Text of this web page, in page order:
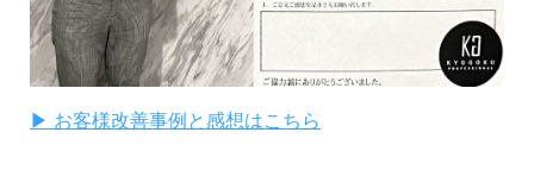
▶ お客様改善事例と感想はこちら